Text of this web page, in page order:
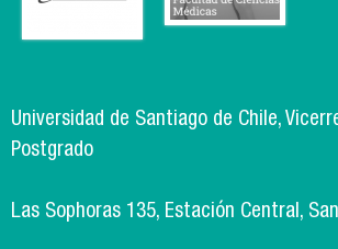
Universidad de Santiago de Chile,
Postgrado
Las Sophoras 135, Estación Central,